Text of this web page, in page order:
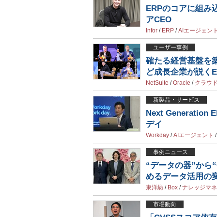
ERPのコアに組み
アCEO
Infor / ERP /AIエージェン
ユーザー事例
確たる経営基盤を
ど成長企業が説く
NetSuite /Oracle / クラウ
新製品・サービス
Next Generation
デイ
Workday /AIエージェント
事例ニュース
“データの器”から
めるデータ活用の
東洋紡 / Box /ナレッジマ
市場動向